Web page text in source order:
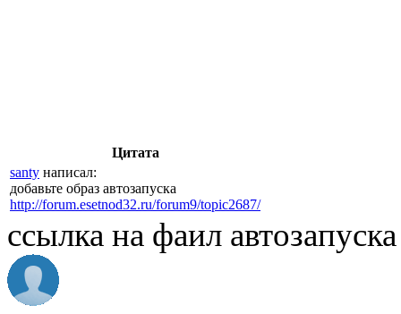
Цитата
santy написал:
добавьте образ автозапуска
http://forum.esetnod32.ru/forum9/topic2687/
ссылка на фаил